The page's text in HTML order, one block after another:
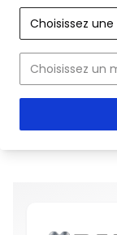
Choisissez
Choisissez un